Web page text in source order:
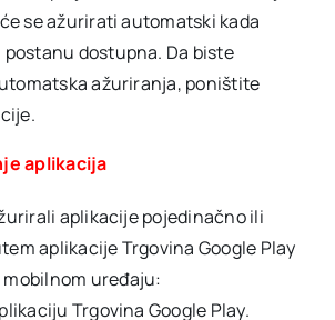
se ažurirati automatski kada
dostupna. Da biste
ažuriranja, poništite
aplikacija
aplikacije pojedinačno ili
aplikacije Trgovina Google Play
mobilnom uređaju:
Trgovina Google Play.